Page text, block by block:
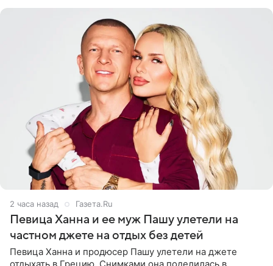
2 часа назад Газета.Ru
Певица Ханна и ее муж Пашу улетели на
частном джете на отдых без детей
Певица Ханна и продюсер Пашу улетели на джете